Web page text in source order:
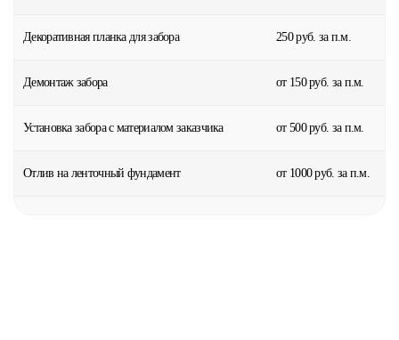
Декоративная планка для забора 250 руб. за п.м.
Демонтаж забора от 150 руб. за п.м.
Установка забора с материалом заказчика от 500 руб. за п.м.
Отлив на ленточный фундамент от 1000 руб. за п.м.